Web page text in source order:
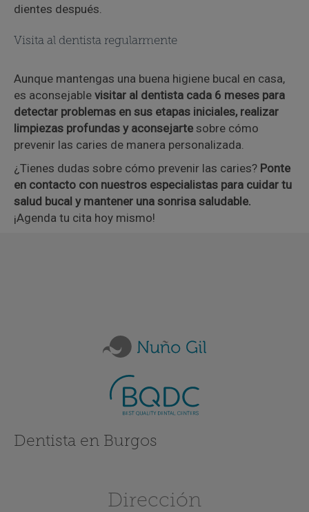
dientes después.
Visita al dentista regularmente
Aunque mantengas una buena higiene bucal en casa,
es aconsejable visitar al dentista cada 6 meses para
detectar problemas en sus etapas iniciales, realizar
limpiezas profundas y aconsejarte sobre cómo
prevenir las caries de manera personalizada.
¿Tienes dudas sobre cómo prevenir las caries? Ponte
en contacto con nuestros especialistas para cuidar tu
salud bucal y mantener una sonrisa saludable.
¡Agenda tu cita hoy mismo!
Dentista en Burgos
Dirección